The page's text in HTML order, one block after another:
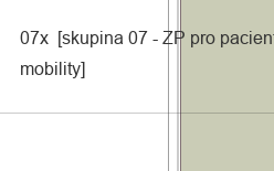
07x [skupina 07 - ZP pro
mobility]